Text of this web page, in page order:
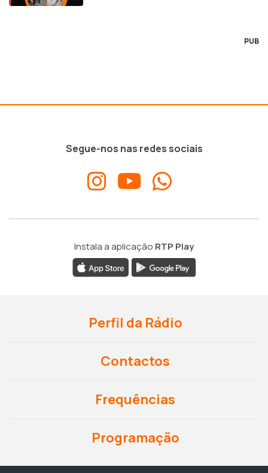
PUB
Segue-nos nas redes sociais
Instala a aplicação RTP Play
Perfil da Rádio
Contactos
Frequências
Programação